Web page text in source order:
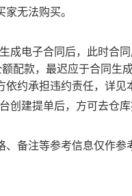
无法购买。
成电子合同后，此时合
额配款，最迟应于合同
依约承担违约责任，详见
创建提单后，方可去仓
、备注等参考信息仅作